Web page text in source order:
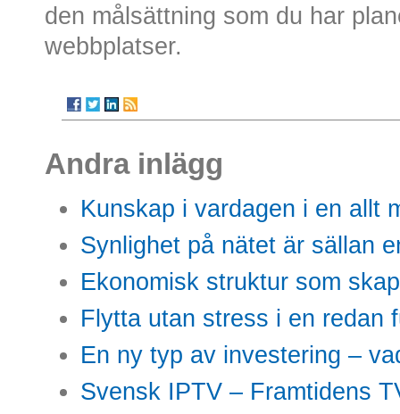
den målsättning som du har
webbplatser.
Andra inlägg
Kunskap i vardagen i en allt
Synlighet på nätet är sällan
Ekonomisk struktur som
Flytta utan stress i en redan
En ny typ av investering –
Svensk IPTV – Framtidens